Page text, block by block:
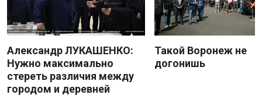
Александр ЛУКАШЕНКО:
Нужно максимально
стереть различия между
городом и деревней
Такой Воронеж не
догонишь